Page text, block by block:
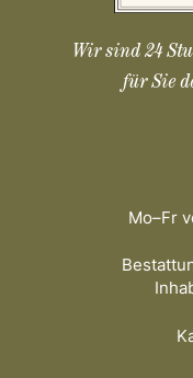
Wir sind 24
für Sie
Mo–Fr